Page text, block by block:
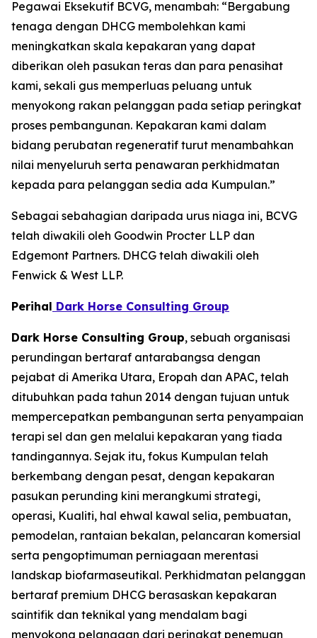
Pegawai Eksekutif BCVG, menambah: “Bergabung
tenaga dengan DHCG membolehkan kami
meningkatkan skala kepakaran yang dapat
diberikan oleh pasukan teras dan para penasihat
kami, sekali gus memperluas peluang untuk
menyokong rakan pelanggan pada setiap peringkat
proses pembangunan. Kepakaran kami dalam
bidang perubatan regeneratif turut menambahkan
nilai menyeluruh serta penawaran perkhidmatan
kepada para pelanggan sedia ada Kumpulan.”
Sebagai sebahagian daripada urus niaga ini, BCVG
telah diwakili oleh Goodwin Procter LLP dan
Edgemont Partners. DHCG telah diwakili oleh
Fenwick & West LLP.
Perihal Dark Horse Consulting Group
Dark Horse Consulting Group, sebuah organisasi
perundingan bertaraf antarabangsa dengan
pejabat di Amerika Utara, Eropah dan APAC, telah
ditubuhkan pada tahun 2014 dengan tujuan untuk
mempercepatkan pembangunan serta penyampaian
terapi sel dan gen melalui kepakaran yang tiada
tandingannya. Sejak itu, fokus Kumpulan telah
berkembang dengan pesat, dengan kepakaran
pasukan perunding kini merangkumi strategi,
operasi, Kualiti, hal ehwal kawal selia, pembuatan,
pemodelan, rantaian bekalan, pelancaran komersial
serta pengoptimuman perniagaan merentasi
landskap biofarmaseutikal. Perkhidmatan pelanggan
bertaraf premium DHCG berasaskan kepakaran
saintifik dan teknikal yang mendalam bagi
menyokong pelanggan dari peringkat penemuan